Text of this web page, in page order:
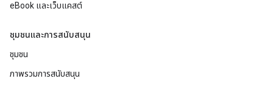
eBook และเว็บแคสต์
ชุมชนและการสนับสนุน
ชุมชน
ภาพรวมการสนับสนุน